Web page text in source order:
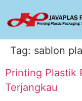
Tag: sablon
Printing Plastik
Terjangkau